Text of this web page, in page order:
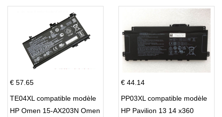
€ 57.65
TE04XL compatible modèle
HP Omen 15-AX203N Omen
€ 44.14
PP03XL compatible modèle
HP Pavilion 13 14 x360